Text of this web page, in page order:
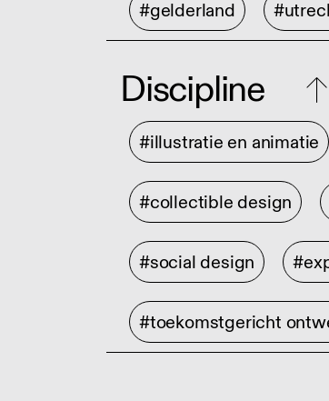
#gelderland
Discipline
#illustratie en animatie
#collectible design
#social design
#toekomstgericht